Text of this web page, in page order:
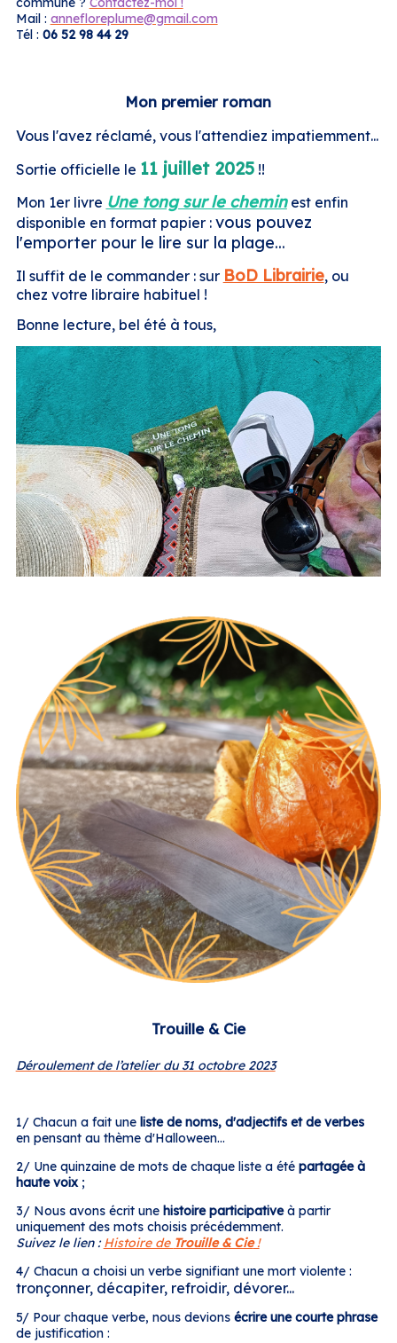
Mail : annefloreplume@gmail.com
Tél : 06 52 98 44 29
Mon premier roman
Vous l'avez réclamé, vous l'attendiez impatiemment...
Sortie officielle le 11 juillet 2025!!
Mon 1er livre Une tong sur le cheminest enfin
disponible en format papier : vous pouvez
l'emporter pour le lire sur la plage...
Il suffit de le commander : sur BoD Librairie, ou
chez votre libraire habituel !
Bonne lecture, bel été à tous,
Trouille & Cie
Déroulement de l’atelier du 31 octobre 2023
1/ Chacun a fait une liste de noms, d'adjectifs et de verbes
en pensant au thème d'Halloween...
2/ Une quinzaine de mots de chaque liste a été partagée à
haute voix;
3/ Nous avons écrit une histoire participativeà partir
uniquement des mots choisis précédemment.
Suivez le lien :Histoire de Trouille & Cie!
4/ Chacun a choisi un verbe signifiant une mort violente :
tronçonner, décapiter, refroidir, dévorer...
5/ Pour chaque verbe, nous devions écrire une courte phrase
de justification :